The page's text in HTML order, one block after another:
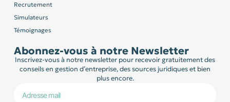
Recrutement
Simulateurs
Témoignages
Abonnez-vous à notre Newsletter
Inscrivez-vous à notre newsletter pour recevoir gratuitement des
conseils en gestion d’entreprise, des sources juridiques et bien
plus encore.